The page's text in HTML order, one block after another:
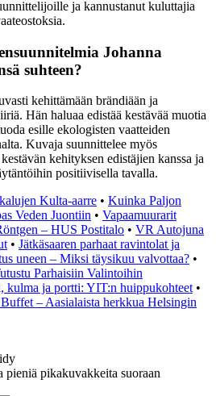
ja kannustanut kuluttajia
Johanna
suhteen?
kehittämään brändiään ja
Hän haluaa edistää kestävää muotia
esille ekologisten vaatteiden
Kuvaja suunnittelee myös
kehityksen edistäjien kanssa ja
positiivisella tavalla.
Kulta-aarre • Kuinka Paljon
Veden Juontiin • Vapaamuurarit
– HUS Postitalo • VR Autojuna
• Jätkäsaaren parhaat ravintolat ja
uneen – Miksi täysikuu valvottaa? •
Parhaisiin Valintoihin
kulma ja portti: YIT:n huippukohteet •
– Aasialaista herkkua Helsingin
pieniä pikakuvakkeita suoraan